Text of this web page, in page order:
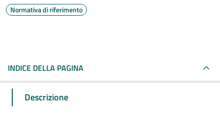
Normativa di riferimento
INDICE DELLA PAGINA
Descrizione